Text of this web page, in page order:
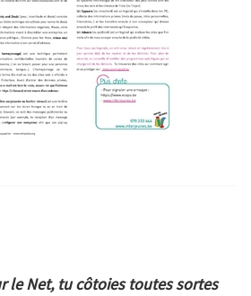
le Net, tu côtoies toutes sortes